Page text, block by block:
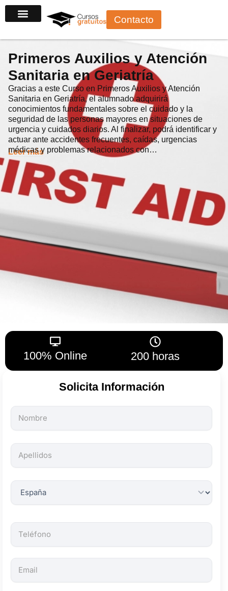
al
Contacto
Primeros Auxilios y Atención
Sanitaria en Geriatría
Gracias a este Curso en Primeros Auxilios y Atención
Sanitaria en Geriatría, el alumnado adquirirá
conocimientos fundamentales sobre el cuidado y la
seguridad de las personas mayores en situaciones de
urgencia y cuidados diarios. Al finalizar, podrá identificar y
actuar ante accidentes frecuentes, caídas, urgencias
médicas y problemas relacionados con…
Leer más
100% Online 200 horas
Solicita Información
Todos
los
son
obligatorios.